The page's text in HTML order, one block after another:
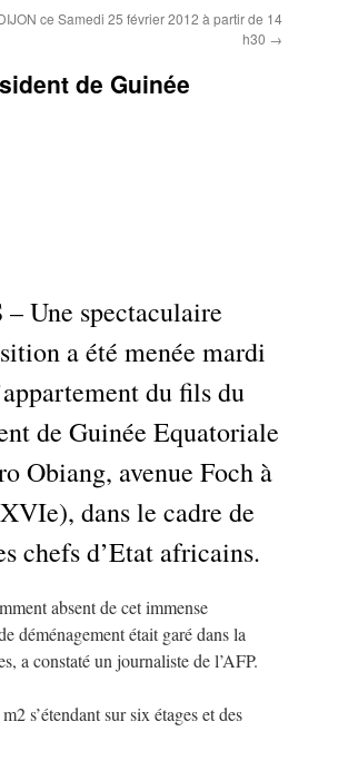
ce Samedi 25 février 2012 à partir de 14
h30 →
de Guinée
– Une spectaculaire
a été menée mardi
du fils du
de Guinée Equatoriale
Obiang, avenue Foch à
dans le cadre de
chefs d’Etat africains.
absent de cet immense
déménagement était garé dans la
a constaté un journaliste de l’AFP.
s’étendant sur six étages et des